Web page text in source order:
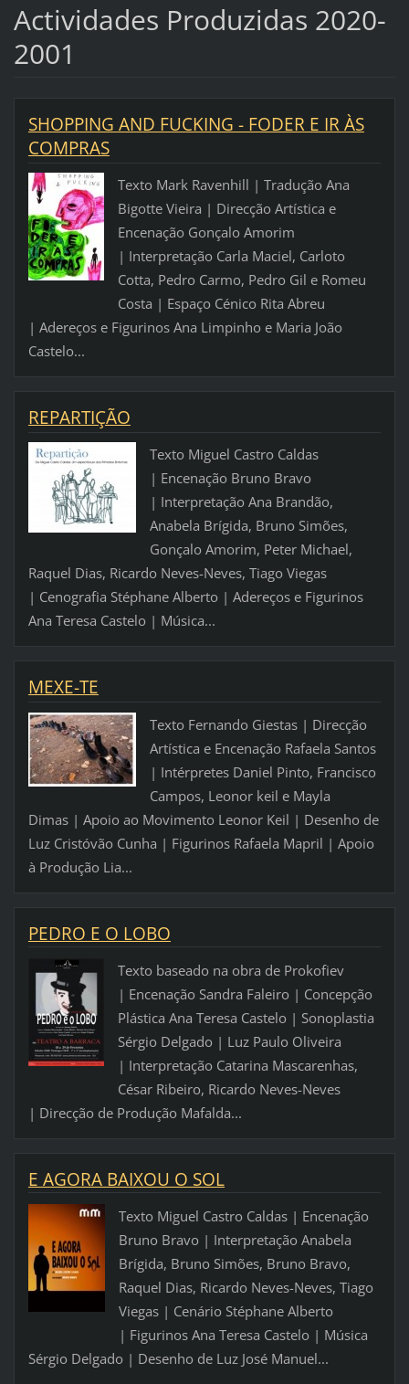
Actividades Produzidas 2020-
2001
SHOPPING AND FUCKING - FODER E IR ÀS
COMPRAS
Texto Mark Ravenhill | Tradução Ana
Bigotte Vieira | Direcção Artística e
Encenação Gonçalo Amorim
| Interpretação Carla Maciel, Carloto
Cotta, Pedro Carmo, Pedro Gil e Romeu
Costa | Espaço Cénico Rita Abreu
| Adereços e Figurinos Ana Limpinho e Maria João
Castelo...
REPARTIÇÃO
Texto Miguel Castro Caldas
| Encenação Bruno Bravo
| Interpretação Ana Brandão,
Anabela Brígida, Bruno Simões,
Gonçalo Amorim, Peter Michael,
Raquel Dias, Ricardo Neves-Neves, Tiago Viegas
| Cenografia Stéphane Alberto | Adereços e Figurinos
Ana Teresa Castelo | Música...
MEXE-TE
Texto Fernando Giestas | Direcção
Artística e Encenação Rafaela Santos
| Intérpretes Daniel Pinto, Francisco
Campos, Leonor keil e Mayla
Dimas | Apoio ao Movimento Leonor Keil | Desenho de
Luz Cristóvão Cunha | Figurinos Rafaela Mapril | Apoio
à Produção Lia...
PEDRO E O LOBO
Texto baseado na obra de Prokofiev
| Encenação Sandra Faleiro | Concepção
Plástica Ana Teresa Castelo | Sonoplastia
Sérgio Delgado | Luz Paulo Oliveira
| Interpretação Catarina Mascarenhas,
César Ribeiro, Ricardo Neves-Neves
| Direcção de Produção Mafalda...
E AGORA BAIXOU O SOL
Texto Miguel Castro Caldas | Encenação
Bruno Bravo | Interpretação Anabela
Brígida, Bruno Simões, Bruno Bravo,
Raquel Dias, Ricardo Neves-Neves, Tiago
Viegas | Cenário Stéphane Alberto
| Figurinos Ana Teresa Castelo | Música
Sérgio Delgado | Desenho de Luz José Manuel...